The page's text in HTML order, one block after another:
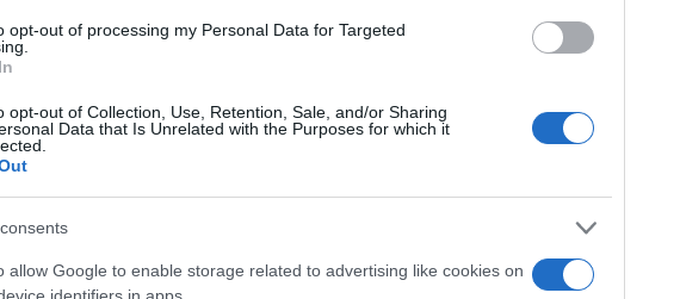
opt-out of processing my Personal Data for Targeted
opt-out of Collection, Use, Retention, Sale, and/or Sharing
Data that Is Unrelated with the Purposes for which it
allow Google to enable storage related to advertising like cookies on
identifiers in apps.
y
para recibir
semanal con
recetas rápidas y
CONSEJOS DE COCINA